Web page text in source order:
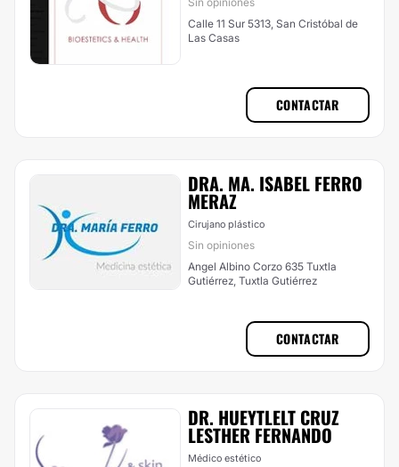
Calle 11 Sur 5313, San Cristóbal de
Las Casas
CONTACTAR
DRA. MA. ISABEL FERRO
MERAZ
Cirujano plástico
Sin opiniones
Angel Albino Corzo 635 Tuxtla
Gutiérrez, Tuxtla Gutiérrez
CONTACTAR
DR. HUEYTLELT CRUZ
LESTHER FERNANDO
Médico estético